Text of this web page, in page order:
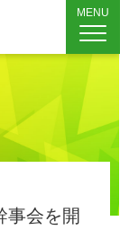
MENU
事会を開